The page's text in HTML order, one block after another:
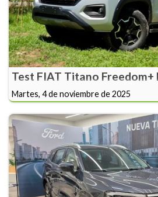
Test FIAT Titano
Martes, 4 de noviembre de 2025